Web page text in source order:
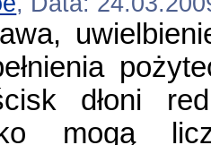
dłoni
mogą